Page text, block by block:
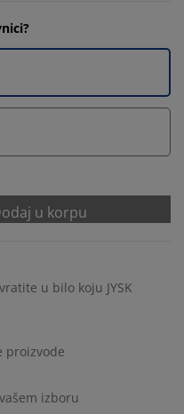
u korpu
u bilo koju JYSK
proizvode
izboru